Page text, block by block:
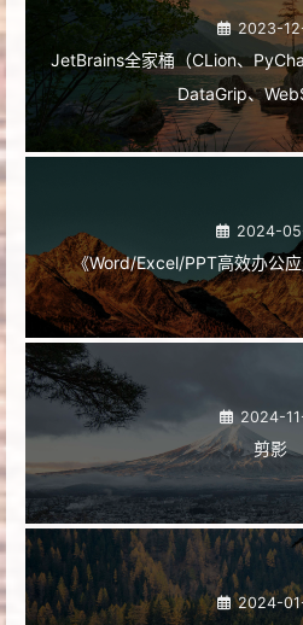
2023-
JetBrains全家桶（CLion、
DataGrip、
2024-
《Word/Excel/PPT高效办公
2024-
剪影
2024-